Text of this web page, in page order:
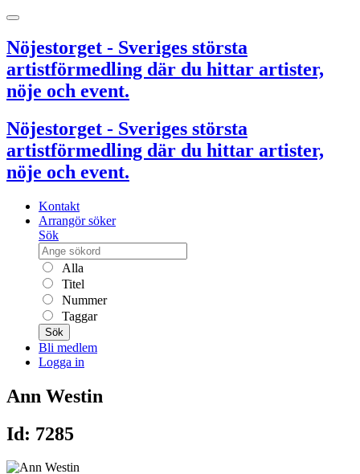
Nöjestorget - Sveriges största
artistförmedling där du hittar artister,
nöje och event.
Nöjestorget - Sveriges största
artistförmedling där du hittar artister,
nöje och event.
Kontakt
Arrangör söker
Sök
Alla
Titel
Nummer
Taggar
Sök
Bli medlem
Logga in
Ann Westin
Id: 7285